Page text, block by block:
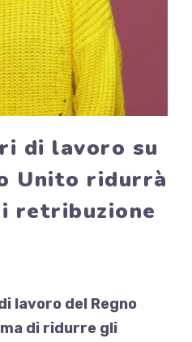
di lavoro su
Unito ridurrà
retribuzione
lavoro del Regno
di ridurre gli